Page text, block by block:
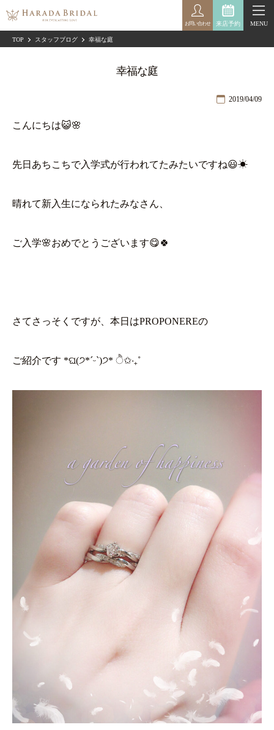
来店予約
お問い合わせ MENU
TOP スタッフブログ 幸福な庭
幸福な庭
2019/04/09
こんにちは😺🌸
先日あちこちで入学式が行われてたみたいですね😃☀
晴れて新入生になられたみなさん、
ご入学🌸おめでとうございます😋🍀
さてさっそくですが、本日はPROPONEREの
ご紹介です *ଘ(੭*ˊᵕˋ)੭* ੈ✩‧₊˚